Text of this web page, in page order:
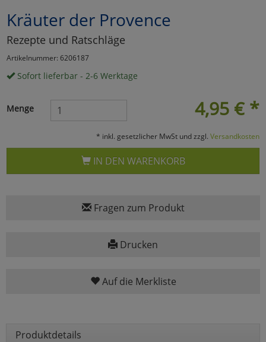
Kräuter der Provence
Rezepte und Ratschläge
Artikelnummer: 6206187
Sofort lieferbar - 2-6 Werktage
4,95 € *
Menge
* inkl. gesetzlicher MwSt und zzgl. Versandkosten
IN DEN WARENKORB
Fragen zum Produkt
Drucken
Auf die Merkliste
Produktdetails
Marketing
Umfragetools
Cookies
Alle Akzeptieren
Cookies
zurückzu Haupptseite